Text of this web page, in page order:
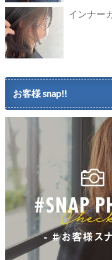
インナー
お客様 snap!!